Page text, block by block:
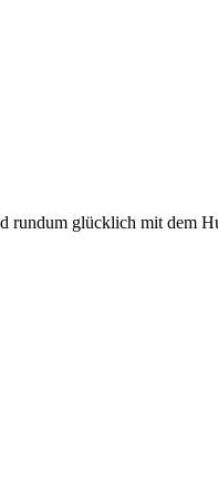
rundum glücklich mit dem